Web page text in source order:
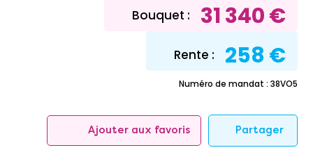
Bouquet : 31 340 €
Rente : 258 €
Numéro de mandat : 38VO5
Ajouter aux favoris Partager